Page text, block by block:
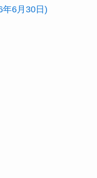
年6月30日)